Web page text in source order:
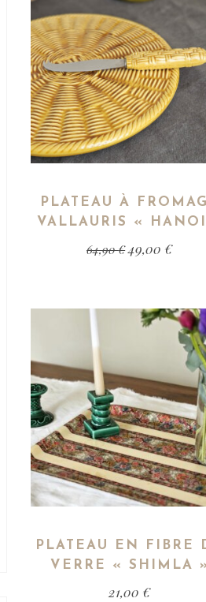
PLATEAU À
VALLAURIS «
64,90€ 49,00 €
PLATEAU EN FIBRE
VERRE « SHIMLA
21,00 €